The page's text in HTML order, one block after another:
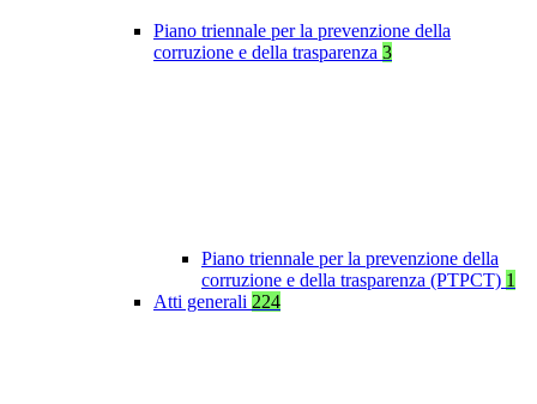
Piano triennale per la prevenzione della
corruzione e della trasparenza 3
Piano triennale per la prevenzione della
corruzione e della trasparenza (PTPCT) 1
Atti generali 224